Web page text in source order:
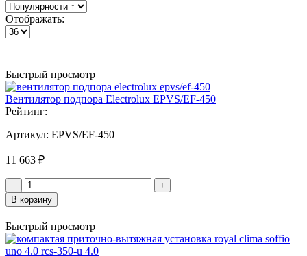
Отображать:
Быстрый просмотр
Вентилятор подпора Electrolux EPVS/EF-450
Рейтинг:
Артикул: EPVS/EF-450
11 663 ₽
−
+
В корзину
Быстрый просмотр